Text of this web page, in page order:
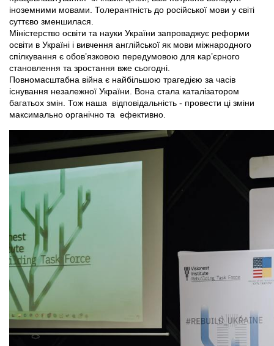
іноземними мовами. Толерантність до російської мови у світі
суттєво зменшилася.
Міністерство освіти та науки України запроваджує реформи
освіти в Україні і вивчення англійської як мови міжнародного
спілкування є обов’язковою передумовою для кар’єрного
становлення та зростання вже сьогодні.
Повномасштабна війна є найбільшою трагедією за часів
існування незалежної України. Вона стала каталізатором
багатьох змін. Тож наша відповідальність - провести ці зміни
максимально органічно та ефективно.